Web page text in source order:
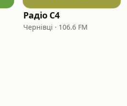
Радіо C4
Чернівці · 106.6 FM